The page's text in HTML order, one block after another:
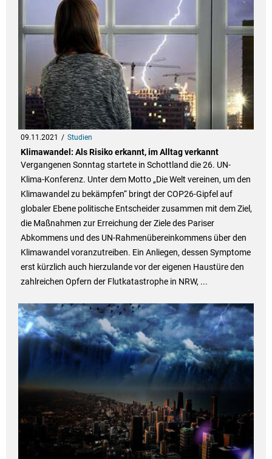
09.11.2021 Studien
Klimawandel: Als Risiko erkannt, im Alltag verkannt
Vergangenen Sonntag startete in Schottland die 26. UN-
Klima-Konferenz. Unter dem Motto „Die Welt vereinen, um den
Klimawandel zu bekämpfen“ bringt der COP26-Gipfel auf
globaler Ebene politische Entscheider zusammen mit dem Ziel,
die Maßnahmen zur Erreichung der Ziele des Pariser
Abkommens und des UN-Rahmenübereinkommens über den
Klimawandel voranzutreiben. Ein Anliegen, dessen Symptome
erst kürzlich auch hierzulande vor der eigenen Haustüre den
zahlreichen Opfern der Flutkatastrophe in NRW, ...